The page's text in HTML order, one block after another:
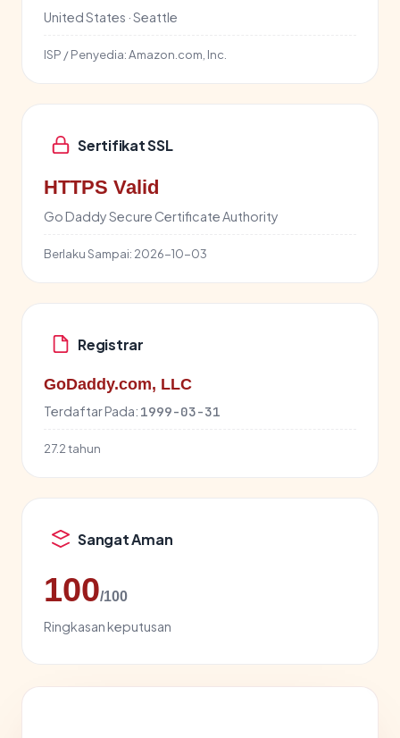
United States · Seattle
ISP / Penyedia:Amazon.com, Inc.
Sertifikat SSL
HTTPS Valid
Go Daddy Secure Certificate Authority
Berlaku Sampai: 2026-10-03
Registrar
GoDaddy.com, LLC
Terdaftar Pada: 1999-03-31
27.2 tahun
Sangat Aman
100/100
Ringkasan keputusan